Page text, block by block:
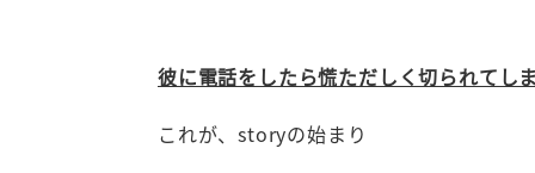
彼に電話をしたら慌ただしく切られてしま
これが、storyの始まり